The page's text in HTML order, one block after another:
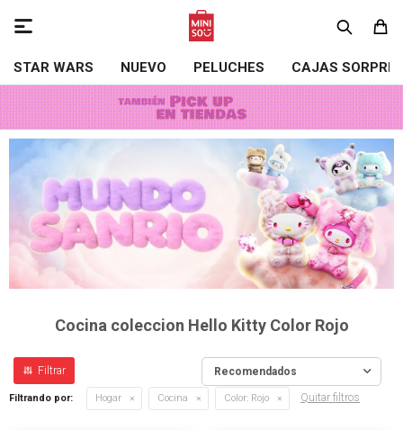
STAR WARS NUEVO PELUCHES CAJAS

Cocina coleccion Hello Kitty Color Rojo
Recomendados
Filtrando por: Hogar Cocina Color: Rojo Quitar filtros